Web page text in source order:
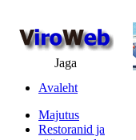
Jaga
Avaleht
Majutus
Restoranid ja